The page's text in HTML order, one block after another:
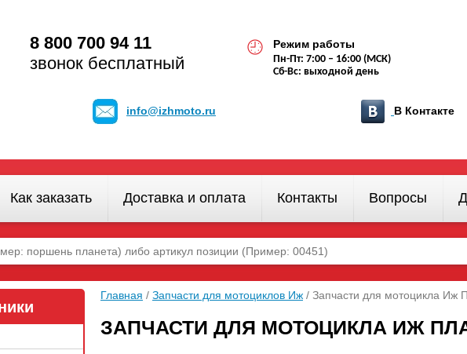
8 800 700 94 11
звонок бесплатный
Режим работы
Пн-Пт: 7:00 – 16:00 (МСК)
Сб-Вс: выходной день
info@izhmoto.ru В Контакте
Как заказать Доставка и оплата Контакты Вопросы
Главная / Запчасти для мотоциклов Иж / Запчасти для мотоцикла Иж
ЗАПЧАСТИ ДЛЯ МОТОЦИКЛА ИЖ